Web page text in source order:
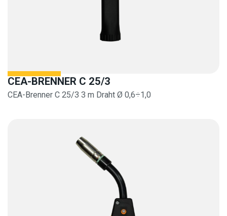
CEA-BRENNER C 25/3
CEA-Brenner C 25/3 3 m Draht Ø 0,6÷1,0